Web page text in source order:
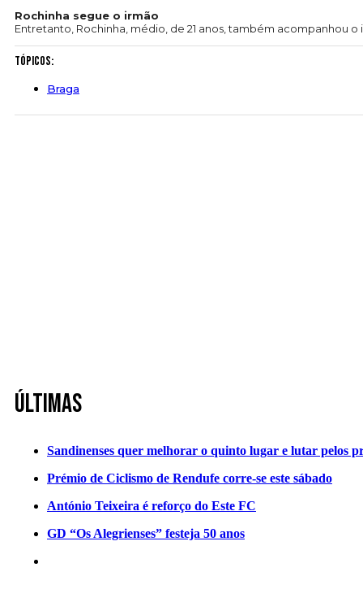
Rochinha segue o irmão
Entretanto, Rochinha, médio, de 21 anos, também acompanhou
Tópicos:
Braga
Últimas
Sandinenses quer melhorar o quinto lugar e lutar pelos
Prémio de Ciclismo de Rendufe corre-se este sábado
António Teixeira é reforço do Este FC
GD “Os Alegrienses” festeja 50 anos